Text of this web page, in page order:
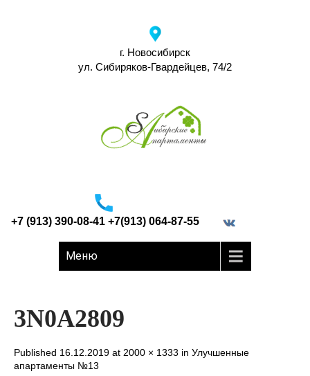
г. Новосибирск
ул. Сибиряков-Гвардейцев, 74/2
+7 (913) 390-08-41 +7(913) 064-87-55
Меню
3N0A2809
Published 16.12.2019 at 2000 × 1333 in Улучшенные
апартаменты №13